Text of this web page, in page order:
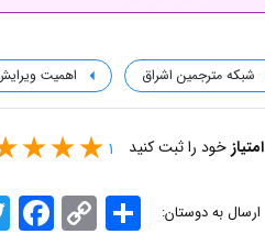
شبکه مترجمین اشراق اهمیت
امتیاز خود را ثبت کنید 1
ارسال به دوستان: Copy
Link
اشتراک